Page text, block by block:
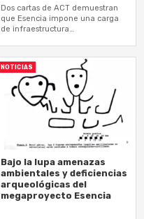
Dos cartas de ACT demuestran
que Esencia impone una carga
de infraestructura
NOTICIAS
Bajo la lupa amenazas
ambientales y deficiencias
arqueológicas del
megaproyecto Esencia